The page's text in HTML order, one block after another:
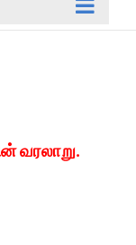
வரலாறு.